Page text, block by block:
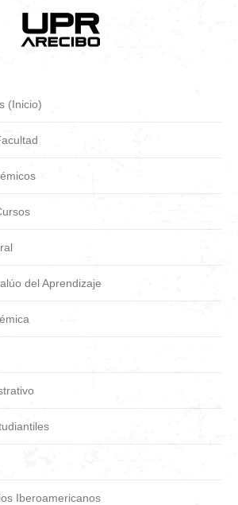
(Inicio)
del Aprendizaje
Iberoamericanos